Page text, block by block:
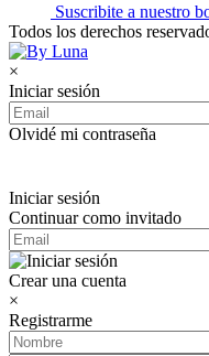
Suscribite a nuestro
Todos los derechos
×
Iniciar sesión
Olvidé mi contraseña
Iniciar sesión
Continuar como invitado
Crear una cuenta
×
Registrarme